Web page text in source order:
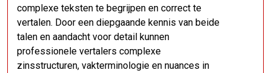
complexe teksten te begrijpen en correct te
vertalen. Door een diepgaande kennis van beide
talen en aandacht voor detail kunnen
professionele vertalers complexe
zinsstructuren, vakterminologie en nuances in